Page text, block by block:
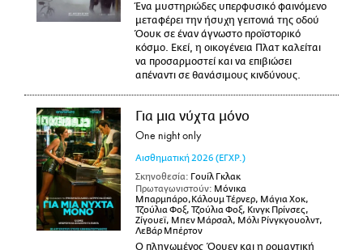
Ένα μυστηριώδες υπερφυσικό φαινόμενο
μεταφέρει την ήσυχη γειτονιά της οδού
Όουκ σε έναν άγνωστο προϊστορικό
κόσμο. Εκεί, η οικογένεια Πλατ καλείται
να προσαρμοστεί και να επιβιώσει
απέναντι σε θανάσιμους κινδύνους.
Για μια νύχτα μόνο
One night only
Αισθηματική 2026 (ΕΓΧΡ.)
Σκηνοθεσία: Γουίλ Γκλακ
Πρωταγωνιστούν: Μόνικα
Μπαρμπάρο,Κάλουμ Τέρνερ, Μάγια Χοκ,
Τζούλια Φοξ, Τζούλια Φοξ, Κινγκ Πρίνσες,
Ζίγουεϊ, Μπεν Μάρσαλ, Μόλι Ρίνγκγουολντ,
ΛεΒάρ Μπέρτον
Ο πληγωμένος Όουεν και η ρομαντική